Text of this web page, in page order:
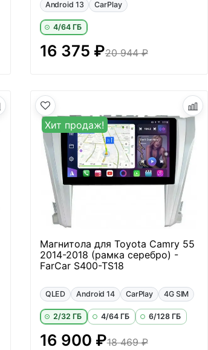
Android 13 CarPlay
4/64 ГБ
20 944 ₽
16 375 ₽
Хит продаж!
Магнитола для Toyota Camry 55
2014-2018 (рамка серебро) -
FarCar S400-TS18
QLED Android 14 CarPlay 4G SIM
2/32 ГБ 4/64 ГБ 6/128 ГБ
16 900 ₽18 469 ₽